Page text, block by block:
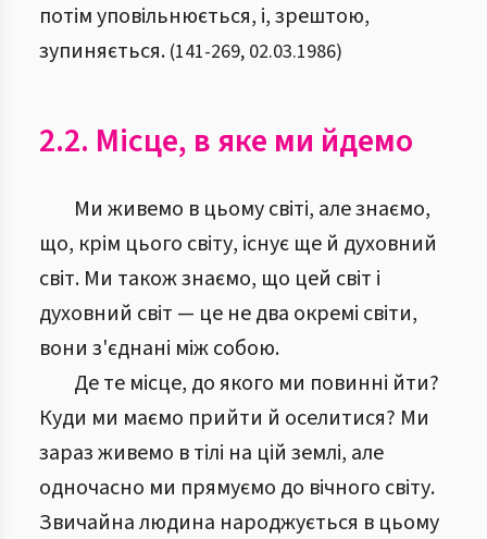
потім уповільнюється, і, зрештою,
зупиняється. (141-269, 02.03.1986)
2.2. Місце, в яке ми йдемо
Ми живемо в цьому світі, але знаємо,
що, крім цього світу, існує ще й духовний
світ. Ми також знаємо, що цей світ і
духовний світ — це не два окремі світи,
вони з'єднані між собою.
Де те місце, до якого ми повинні йти?
Куди ми маємо прийти й оселитися? Ми
зараз живемо в тілі на цій землі, але
одночасно ми прямуємо до вічного світу.
Звичайна людина народжується в цьому